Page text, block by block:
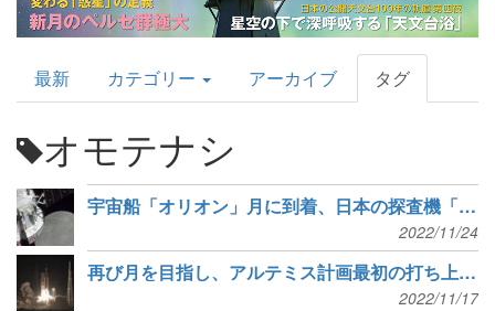
AstroArts
Topics
最新 カテゴリー アーカイブ タグ
オモテナシ
宇宙船「オリオン」月に到着、日本の探査機「エクレウス」は月フライバイ
2022/11/24
再び月を目指し、アルテミス計画最初の打ち上げ成功
2022/11/17